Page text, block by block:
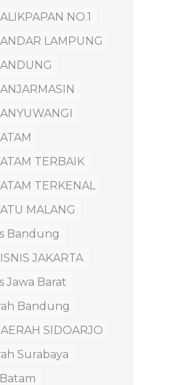
NO.1
LAMPUNG
TERBAIK
TERKENAL
MALANG
Bandung
JAKARTA
Jawa Barat
Bandung
SIDOARJO
Surabaya